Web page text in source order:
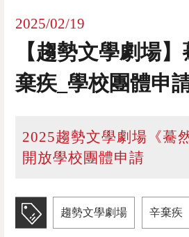
2025/02/19
【趨勢文學劇場
棄疾_學校團體申
2025趨勢文學劇場《
開放學校團體申請
趨勢文學劇場 辛棄疾